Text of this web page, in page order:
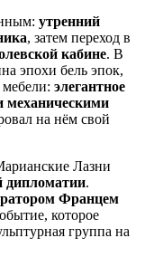
утренний
, затем переход в
кабине. В
эпохи бель эпок,
элегантное
механическими
на нём свой
Лазни
дипломатии.
Францем
которое
группа на